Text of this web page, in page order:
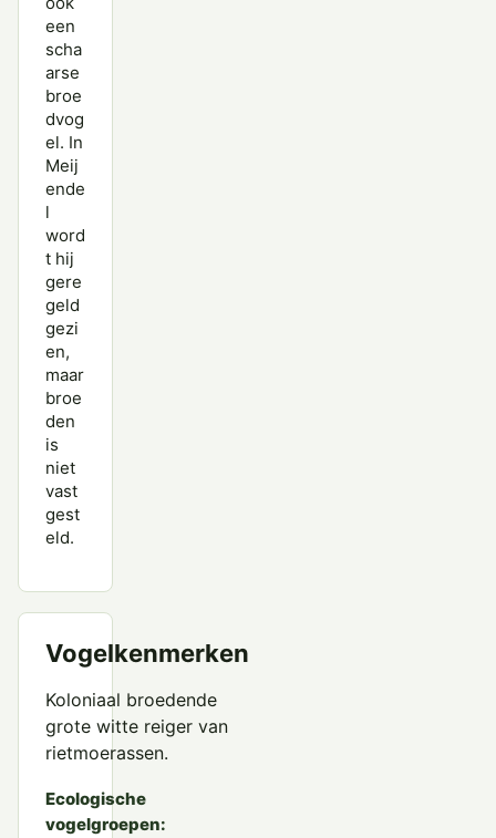
een
scha
arse
broe
dvog
el. In
Meij
ende
l
word
t hij
gere
geld
gezi
en,
maar
broe
den
is
niet
vast
gest
eld.
Vogelkenmerken
Koloniaal broedende
grote witte reiger van
rietmoerassen.
Ecologische
vogelgroepen: